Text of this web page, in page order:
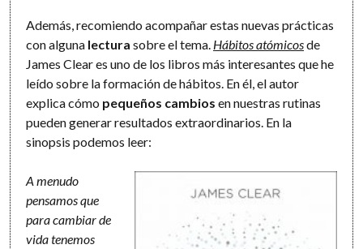
Además, recomiendo acompañar estas nuevas prácticas
con alguna lectura sobre el tema. Hábitos atómicosde
James Clear es uno de los libros más interesantes que he
leído sobre la formación de hábitos. En él, el autor
explica cómo pequeños cambios en nuestras rutinas
pueden generar resultados extraordinarios. En la
sinopsis podemos leer:
A menudo
pensamos que
para cambiar de
vida tenemos